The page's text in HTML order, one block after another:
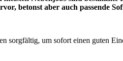
betonst aber auch passende
sorgfältig, um sofort einen guten